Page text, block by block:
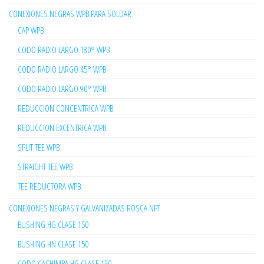
CONEXIONES NEGRAS WPB PARA SOLDAR
CAP WPB
CODO RADIO LARGO 180° WPB
CODO RADIO LARGO 45° WPB
CODO RADIO LARGO 90° WPB
REDUCCION CONCENTRICA WPB
REDUCCION EXCENTRICA WPB
SPLIT TEE WPB
STRAIGHT TEE WPB
TEE REDUCTORA WPB
CONEXIONES NEGRAS Y GALVANIZADAS ROSCA NPT
BUSHING HG CLASE 150
BUSHING HN CLASE 150